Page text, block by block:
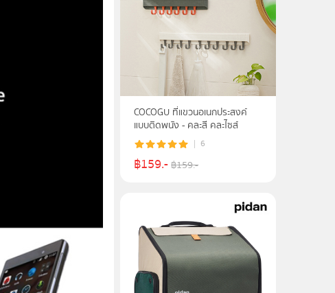
COCOGU ที่แขวนอเนกประสงค์
แบบติดพนัง - คละสี คละไซส์
6
฿159.-฿159.-